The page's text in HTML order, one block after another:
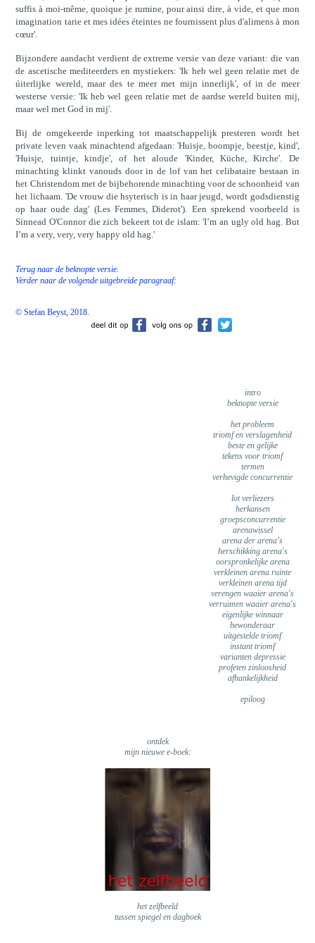
suffis à moi-même, quoique je rumine, pour ainsi dire, à vide, et que mon
imagination tarie et mes idées éteintes ne fournissent plus d'alimens à mon
cœur'.
Bijzondere aandacht verdient de extreme versie van deze variant: die van
de ascetische mediteerders en mystiekers: 'Ik heb wel geen relatie met de
úiterlijke wereld, maar des te meer met mijn innerlijk', of in de meer
westerse versie: 'Ik heb wel geen relatie met de aardse wereld buiten mij,
maar wel met God in mij'.
Bij de omgekeerde inperking tot maatschappelijk presteren wordt het
private leven vaak minachtend afgedaan: 'Huisje, boompje, beestje, kind',
'Huisje, tuintje, kindje', of het aloude 'Kinder, Küche, Kirche'. De
minachting klinkt vanouds door in de lof van het celibataire bestaan in
het Christendom met de bijbehorende minachting voor de schoonheid van
het lichaam. 'De vrouw die hsyterisch is in haar jeugd, wordt godsdienstig
op haar oude dag' (Les Femmes, Diderot'). Een sprekend voorbeeld is
Sinnead O'Connor die zich bekeert tot de islam: 'I’m an ugly old hag. But
I’m a very, very, very happy old hag.'
Terug naar de beknopte versie.
Verder naar de volgende uitgebreide paragraaf:
© Stefan Beyst, 2018.
intro
beknopte versie
het probleem
triomf en verslagenheid
beste en gelijke
tekens voor triomf
termen
verhevigde concurrentie
lot verliezers
herkansen
groepsconcurrentie
arenawissel
arena der arena's
herschikking arena's
oorspronkelijke arena
verkleinen arena ruinte
verkleinen arena tijd
verengen waaier arena's
verruimen waaier arena's
eigenlijke winnaar
bewonderaar
uitgestelde triomf
instant triomf
varianten depressie
profeten zinloosheid
afhankelijkheid
epiloog
ontdek
mijn nieuwe e-boek:
het zelfbeeld
tussen spiegel en dagboek